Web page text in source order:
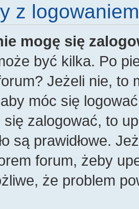
z
mogę się
być kilka. Po
Jeżeli nie, to
móc się
się zalogować, to
są prawidłowe.
forum, żeby
że problem